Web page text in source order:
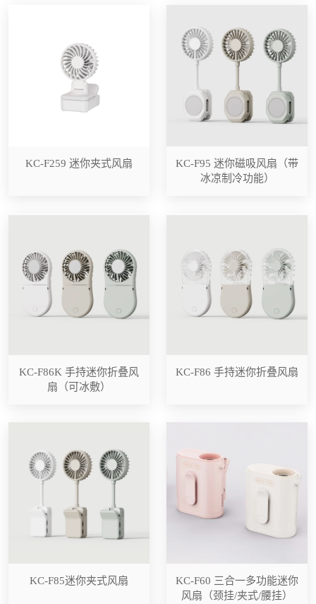
KC-F259 迷你夹式风扇
KC-F95 迷你磁吸风扇（带
冰凉制冷功能）
KC-F86K 手持迷你折叠风
扇（可冰敷）
KC-F86 手持迷你折叠风扇
KC-F85迷你夹式风扇
KC-F60 三合一多功能迷你
风扇（颈挂/夹式/腰挂）